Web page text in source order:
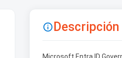
 Descripción